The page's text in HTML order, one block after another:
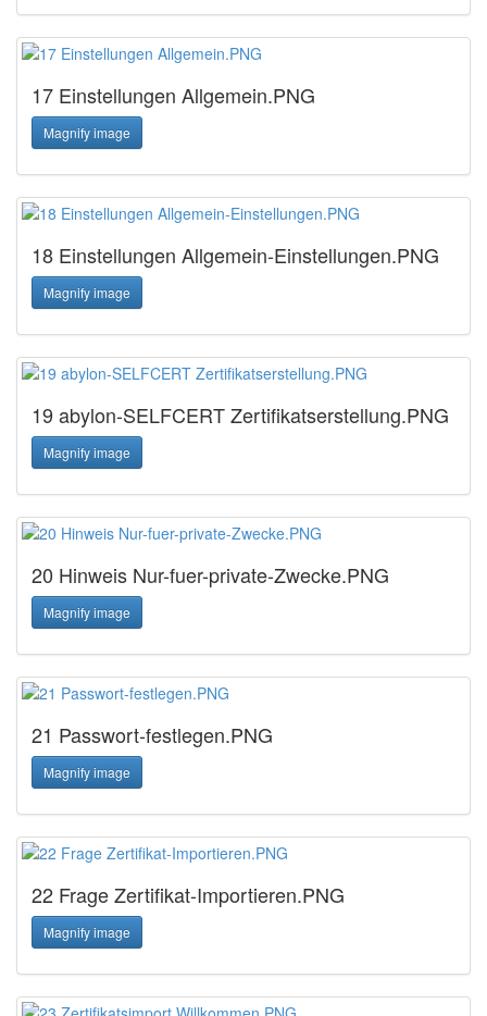
17 Einstellungen Allgemein.PNG
Magnify image
18 Einstellungen Allgemein-Einstellungen.PNG
Magnify image
19 abylon-SELFCERT Zertifikatserstellung.PNG
Magnify image
20 Hinweis Nur-fuer-private-Zwecke.PNG
Magnify image
21 Passwort-festlegen.PNG
Magnify image
22 Frage Zertifikat-Importieren.PNG
Magnify image